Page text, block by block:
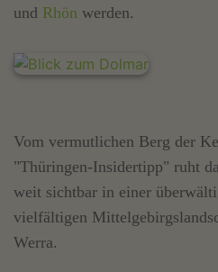
und Rhön werden.
Vom vermutlichen Berg der
"Thüringen-Insidertipp" ruht
weit sichtbar in einer
vielfältigen
Werra.